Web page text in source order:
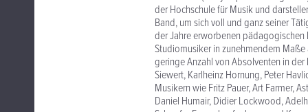
der Hochschule für Musik und
Band, um sich voll und ganz seiner
der Jahre erworbenen pädagogischen
Studiomusiker in zunehmendem
geringe Anzahl von Absolventen in
Siewert, Karlheinz Hornung, Peter
Musikern wie Fritz Pauer, Art Farmer,
Daniel Humair, Didier Lockwood,